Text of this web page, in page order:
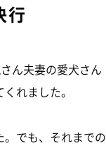
行
ん夫妻の愛犬さん
れました。
。でも、それまでの